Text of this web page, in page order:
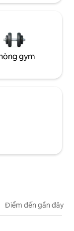
gym
Điểm đến gần đây